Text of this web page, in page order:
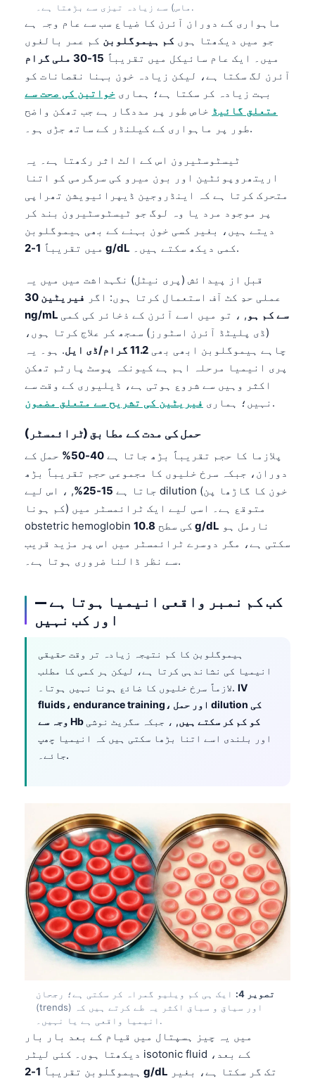
ماس) سے زیادہ تیزی سے بڑھتا ہے۔.
ماہواری کے دوران آئرن کا ضیاع سب سے عام وجہ ہے
جو میں دیکھتا ہوں کم ہیموگلوبن کم عمر بالغوں
میں۔ ایک عام سائیکل میں تقریباً 15-30 ملی گرام
آئرن لگ سکتا ہے، لیکن زیادہ خون بہنا نقصانات کو
بہت زیادہ کر سکتا ہے؛ ہماری خواتین کی صحت سے
متعلق گائیڈ خاص طور پر مددگار ہے جب تھکن واضح
طور پر ماہواری کے کیلنڈر کے ساتھ جڑی ہو۔.
ٹیسٹوسٹیرون اس کے الٹ اثر رکھتا ہے۔ یہ
اریتھروپوئٹین اور بون میرو کی سرگرمی کو اتنا
متحرک کرتا ہے کہ اینڈروجین ڈیپرائیویشن تھراپی
پر موجود مرد یا وہ لوگ جو ٹیسٹوسٹیرون بند کر
دیتے ہیں، بغیر کسی خون بہنے کے بھی ہیموگلوبن
میں تقریباً 1-2 g/dL کمی دیکھ سکتے ہیں۔.
قبل از پیدائش (پری نیٹل) نگہداشت میں میں یہ
عملی حدِ کٹ آف استعمال کرتا ہوں: اگر
فیریٹین 30
ng/mL سے کم ہو , ، تو میں اسے آئرن کے ذخائر کی کمی
(ڈی پلیٹڈ آئرن اسٹورز) سمجھ کر علاج کرتا ہوں،
چاہے ہیموگلوبن ابھی بھی 11.2 گرام/ڈی ایل
. ہو۔ یہ
پری انیمیا مرحلہ اہم ہے کیونکہ پوسٹ پارٹم تھکن
اکثر وہیں سے شروع ہوتی ہے، ڈیلیوری کے وقت سے
نہیں؛ ہماری فیریٹین کی تشریح سے متعلق مضمون .
حمل کی مدت کے مطابق (ٹرائمسٹر)
پلازما کا حجم تقریباً بڑھ جاتا ہے 40-50%
حمل کے
دوران، جبکہ سرخ خلیوں کا مجموعی حجم تقریباً بڑھ
جاتا ہے 15-25%
, ، اس لیے dilution (خون کا گاڑھا پن
کم ہونا) متوقع ہے۔ اسی لیے ایک ٹرائمسٹر میں
obstetric hemoglobin کی سطح 10.8 g/dL
سکتی ہے، مگر دوسرے ٹرائمسٹر میں اس پر مزید قریب
سے نظر ڈالنا ضروری ہوتا ہے۔.
کب کم نمبر واقعی انیمیا ہوتا ہے —
اور کب نہیں
ہیموگلوبن کا کم نتیجہ زیادہ تر وقت حقیقی
انیمیا کی نشاندہی کرتا ہے، لیکن ہر کمی کا مطلب
لازماً سرخ خلیوں کا ضائع ہونا نہیں ہوتا۔. IV
fluids، endurance training، اور حمل dilution کی
وجہ سے Hb کو کم کر سکتے ہیں, ، جبکہ سگریٹ نوشی
اور بلندی اسے اتنا بڑھا سکتی ہیں کہ انیمیا چھپ
جائے۔.
تصویر 4:
ایک ہی کم ویلیو گمراہ کر سکتی ہے؛ رجحان
(trends) اور سیاق و سباق اکثر یہ طے کرتے ہیں کہ
انیمیا واقعی ہے یا نہیں۔.
میں یہ چیز ہسپتال میں قیام کے بعد بار بار
دیکھتا ہوں۔ کئی لیٹر isotonic fluid کے بعد،
ہیموگلوبن تقریباً 1-2 g/dL